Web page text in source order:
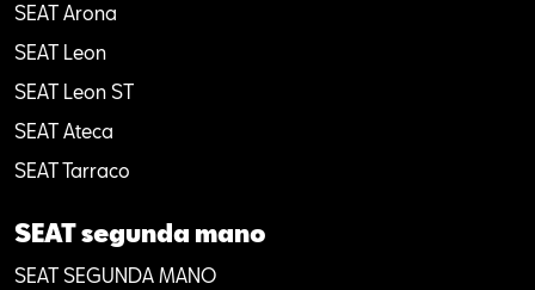
SEAT Arona
SEAT Leon
SEAT Leon ST
SEAT Ateca
SEAT Tarraco
SEAT segunda mano
SEAT SEGUNDA MANO